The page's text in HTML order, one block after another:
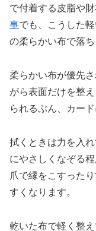
で付着する皮脂や
事でも、こうした
の柔らかい布で落
柔らかい布が優先
がら表面だけを整
られるぶん、カー
拭くときは力を入
にやさしくなぞる
爪で縁をこすった
すくなります。
乾いた布で軽く整